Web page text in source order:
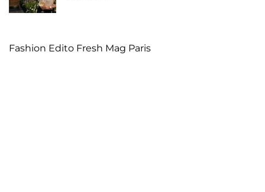
Fashion Edito Fresh Mag Paris